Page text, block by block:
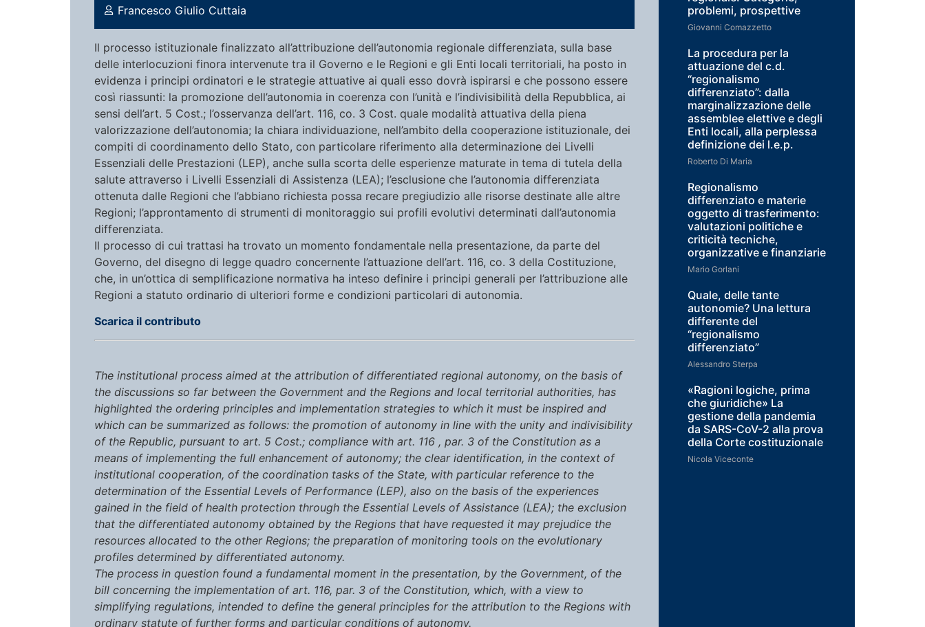
Francesco Giulio Cuttaia
Il processo istituzionale finalizzato all’attribuzione dell’autonomia regionale differenziata, sulla base
delle interlocuzioni finora intervenute tra il Governo e le Regioni e gli Enti locali territoriali, ha posto in
evidenza i principi ordinatori e le strategie attuative ai quali esso dovrà ispirarsi e che possono essere
così riassunti: la promozione dell’autonomia in coerenza con l’unità e l’indivisibilità della Repubblica, ai
sensi dell’art. 5 Cost.; l’osservanza dell’art. 116, co. 3 Cost. quale modalità attuativa della piena
valorizzazione dell’autonomia; la chiara individuazione, nell’ambito della cooperazione istituzionale, dei
compiti di coordinamento dello Stato, con particolare riferimento alla determinazione dei Livelli
Essenziali delle Prestazioni (LEP), anche sulla scorta delle esperienze maturate in tema di tutela della
salute attraverso i Livelli Essenziali di Assistenza (LEA); l’esclusione che l’autonomia differenziata
ottenuta dalle Regioni che l’abbiano richiesta possa recare pregiudizio alle risorse destinate alle altre
Regioni; l’approntamento di strumenti di monitoraggio sui profili evolutivi determinati dall’autonomia
differenziata.
Il processo di cui trattasi ha trovato un momento fondamentale nella presentazione, da parte del
Governo, del disegno di legge quadro concernente l’attuazione dell’art. 116, co. 3 della Costituzione,
che, in un’ottica di semplificazione normativa ha inteso definire i principi generali per l’attribuzione alle
Regioni a statuto ordinario di ulteriori forme e condizioni particolari di autonomia.
Scarica il contributo
The institutional process aimed at the attribution of differentiated regional autonomy, on the basis of
the discussions so far between the Government and the Regions and local territorial authorities, has
highlighted the ordering principles and implementation strategies to which it must be inspired and
which can be summarized as follows: the promotion of autonomy in line with the unity and indivisibility
of the Republic, pursuant to art. 5 Cost.; compliance with art. 116 , par. 3 of the Constitution as a
means of implementing the full enhancement of autonomy; the clear identification, in the context of
institutional cooperation, of the coordination tasks of the State, with particular reference to the
determination of the Essential Levels of Performance (LEP), also on the basis of the experiences
gained in the field of health protection through the Essential Levels of Assistance (LEA); the exclusion
that the differentiated autonomy obtained by the Regions that have requested it may prejudice the
resources allocated to the other Regions; the preparation of monitoring tools on the evolutionary
profiles determined by differentiated autonomy.
The process in question found a fundamental moment in the presentation, by the Government, of the
bill concerning the implementation of art. 116, par. 3 of the Constitution, which, with a view to
simplifying regulations, intended to define the general principles for the attribution to the Regions with
ordinary statute of further forms and particular conditions of autonomy.
problemi, prospettive
Giovanni Comazzetto
La procedura per la
attuazione del c.d.
“regionalismo
differenziato”: dalla
marginalizzazione delle
assemblee elettive e degli
Enti locali, alla perplessa
definizione dei l.e.p.
Roberto Di Maria
Regionalismo
differenziato e materie
oggetto di trasferimento:
valutazioni politiche e
criticità tecniche,
organizzative e finanziarie
Mario Gorlani
Quale, delle tante
autonomie? Una lettura
differente del
“regionalismo
differenziato”
Alessandro Sterpa
«Ragioni logiche, prima
che giuridiche» La
gestione della pandemia
da SARS-CoV-2 alla prova
della Corte costituzionale
Nicola Viceconte